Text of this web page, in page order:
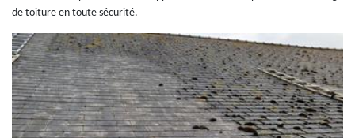
de toiture en toute sécurité.